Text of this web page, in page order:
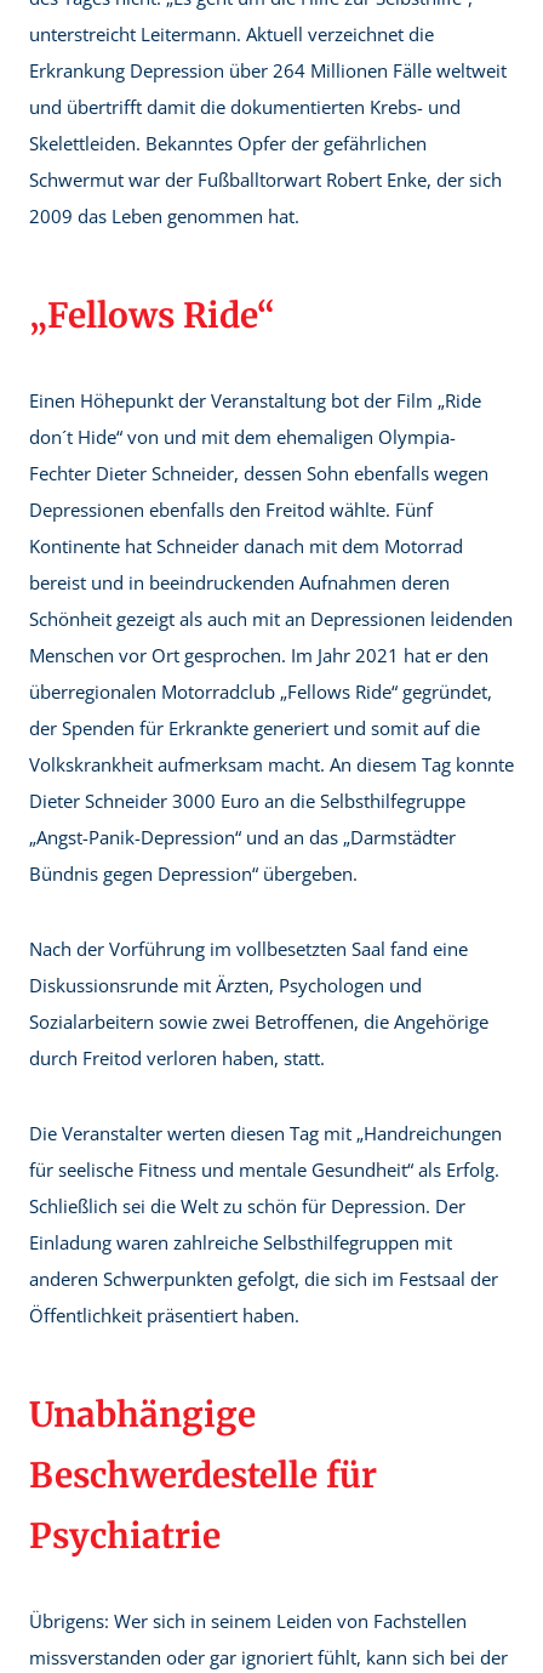
unterstreicht Leitermann. Aktuell verzeichnet die
Erkrankung Depression über 264 Millionen Fälle weltweit
und übertrifft damit die dokumentierten Krebs- und
Skelettleiden. Bekanntes Opfer der gefährlichen
Schwermut war der Fußballtorwart Robert Enke, der sich
2009 das Leben genommen hat.
„Fellows Ride“
Einen Höhepunkt der Veranstaltung bot der Film „Ride
don´t Hide“ von und mit dem ehemaligen Olympia-
Fechter Dieter Schneider, dessen Sohn ebenfalls wegen
Depressionen ebenfalls den Freitod wählte. Fünf
Kontinente hat Schneider danach mit dem Motorrad
bereist und in beeindruckenden Aufnahmen deren
Schönheit gezeigt als auch mit an Depressionen leidenden
Menschen vor Ort gesprochen. Im Jahr 2021 hat er den
überregionalen Motorradclub „Fellows Ride“ gegründet,
der Spenden für Erkrankte generiert und somit auf die
Volkskrankheit aufmerksam macht. An diesem Tag konnte
Dieter Schneider 3000 Euro an die Selbsthilfegruppe
„Angst-Panik-Depression“ und an das „Darmstädter
Bündnis gegen Depression“ übergeben.
Nach der Vorführung im vollbesetzten Saal fand eine
Diskussionsrunde mit Ärzten, Psychologen und
Sozialarbeitern sowie zwei Betroffenen, die Angehörige
durch Freitod verloren haben, statt.
Die Veranstalter werten diesen Tag mit „Handreichungen
für seelische Fitness und mentale Gesundheit“ als Erfolg.
Schließlich sei die Welt zu schön für Depression. Der
Einladung waren zahlreiche Selbsthilfegruppen mit
anderen Schwerpunkten gefolgt, die sich im Festsaal der
Öffentlichkeit präsentiert haben.
Unabhängige
Beschwerdestelle für
Psychiatrie
Übrigens: Wer sich in seinem Leiden von Fachstellen
missverstanden oder gar ignoriert fühlt, kann sich bei der